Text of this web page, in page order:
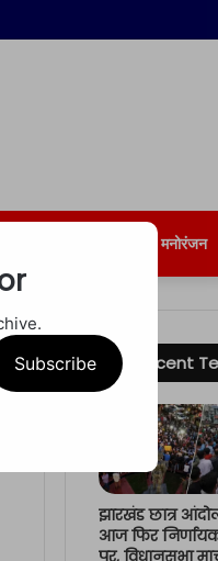
मनोरंजन
Recent
झारखंड छात्र
आज फिर
पर, विधानसभा
Subscribe